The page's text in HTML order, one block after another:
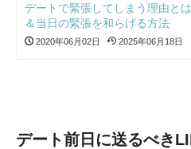
デートで緊張してしまう理由と
＆当日の緊張を和らげる方法
2020年06月02日 2025年06月18日
デート前日に送るべき